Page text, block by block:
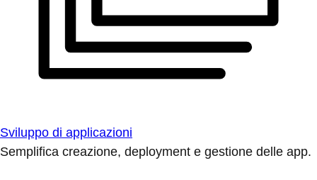
Sviluppo di applicazioni
Semplifica creazione, deployment e gestione delle app.